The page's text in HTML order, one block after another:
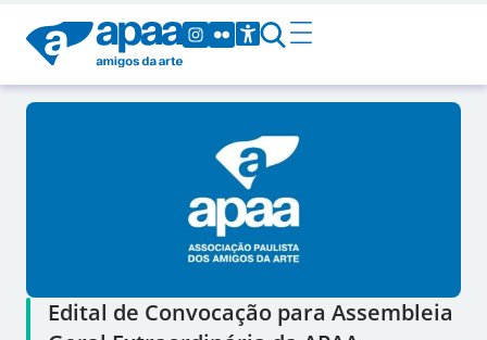
Edital de Convocação para Assembleia